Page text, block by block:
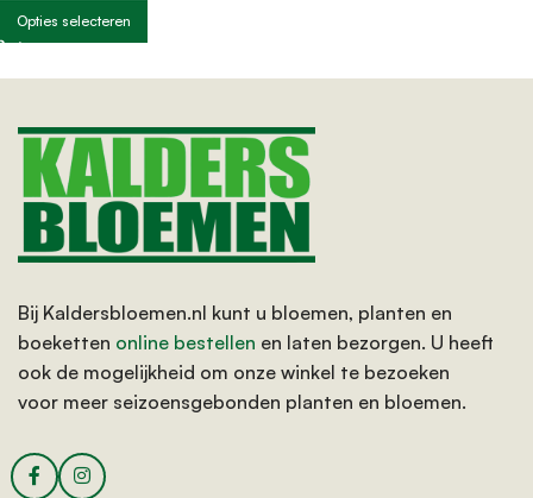
Opties selecteren
Bij Kaldersbloemen.nl kunt u bloemen, planten en
boeketten online bestellen en laten bezorgen. U heeft
ook de mogelijkheid om onze winkel te bezoeken
voor meer seizoensgebonden planten en bloemen.